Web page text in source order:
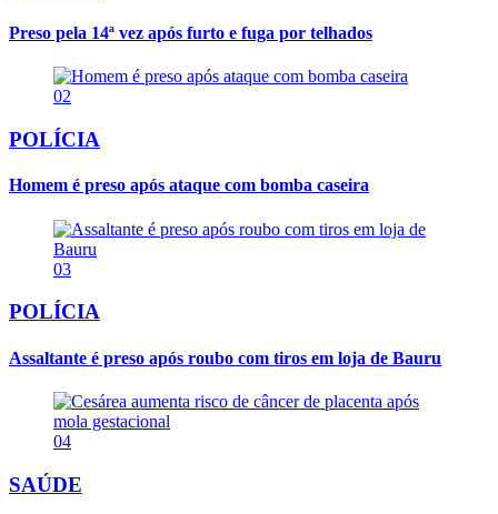
Preso pela 14ª vez após furto e fuga por telhados
02
POLÍCIA
Homem é preso após ataque com bomba caseira
03
POLÍCIA
Assaltante é preso após roubo com tiros em loja de Bauru
04
SAÚDE